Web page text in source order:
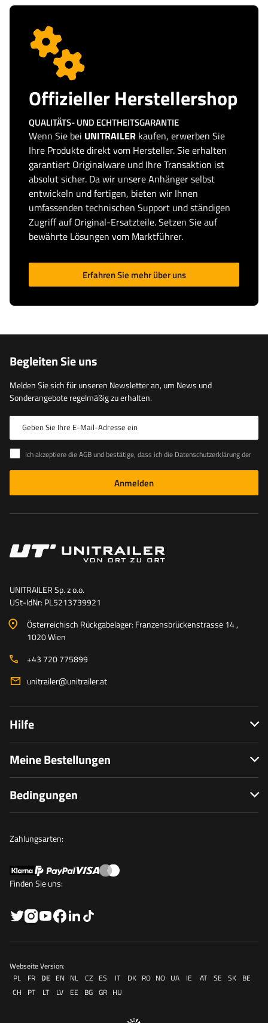
Offizieller Herstellershop
QUALITÄTS- UND ECHTHEITSGARANTIE
Wenn Sie bei UNITRAILER kaufen, erwerben Sie
Ihre Produkte direkt vom Hersteller. Sie erhalten
garantiert Originalware und Ihre Transaktion ist
absolut sicher. Da wir unsere Anhänger selbst
entwickeln und fertigen, bieten wir Ihnen
umfassenden technischen Support und ständigen
Zugriff auf Original-Ersatzteile. Setzen Sie auf
bewährte Lösungen vom Marktführer.
Erfahren Sie mehr über uns
Begleiten Sie uns
Melden Sie sich für unseren Newsletter an, um News und
Sonderangebote regelmäßig zu erhalten.
Geben Sie Ihre E-Mail-Adresse ein
Ich akzeptiere die AGB und bestätige, dass ich die Datenschutzerklärung der Website zur Kenntnis genommen habe
Anmelden
UNITRAILER Sp. z o.o.
USt-IdNr: PL5213739921
Österreichisch Rückgabelager: Franzensbrückenstrasse 14 ,
1020 Wien
+43 720 775899
unitrailer@unitrailer.at
Hilfe
Meine Bestellungen
Bedingungen
Zahlungsarten:
Finden Sie uns:
Webseite Version:
PL
FR DE EN NL CZ ES IT DK RO NO UA IE AT SE SK BE
CH
PT LT LV EE BG GR HU